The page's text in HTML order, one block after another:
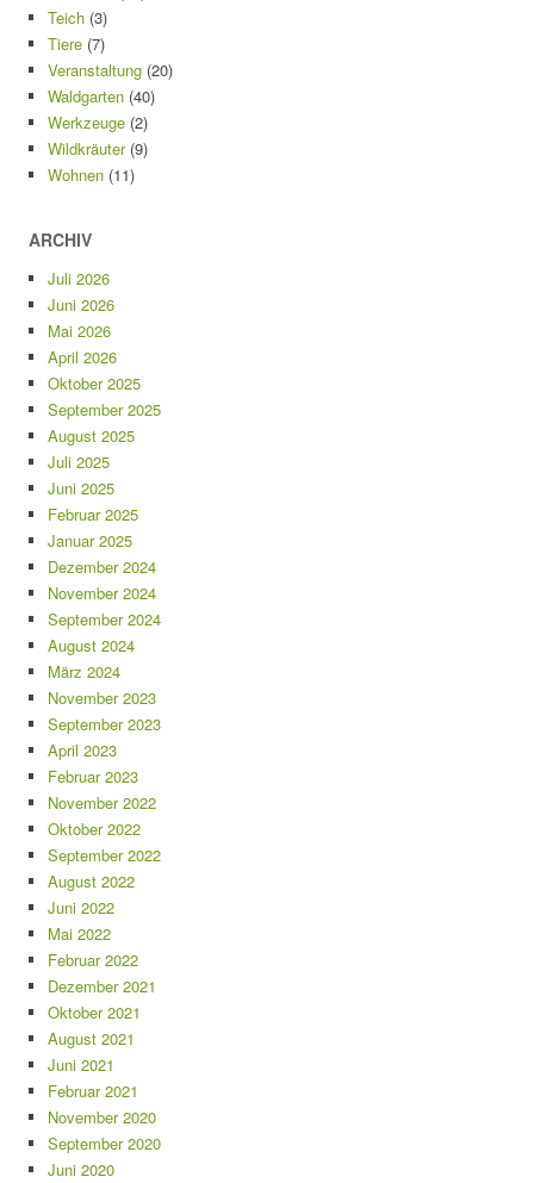
Teich (3)
Tiere (7)
Veranstaltung (20)
Waldgarten (40)
Werkzeuge (2)
Wildkräuter(9)
Wohnen (11)
ARCHIV
Juli 2026
Juni 2026
Mai 2026
April 2026
Oktober 2025
September 2025
August 2025
Juli 2025
Juni 2025
Februar 2025
Januar 2025
Dezember 2024
November 2024
September 2024
August 2024
März 2024
November 2023
September 2023
April 2023
Februar 2023
November 2022
Oktober 2022
September 2022
August 2022
Juni 2022
Mai 2022
Februar 2022
Dezember 2021
Oktober 2021
August 2021
Juni 2021
Februar 2021
November 2020
September 2020
Juni 2020